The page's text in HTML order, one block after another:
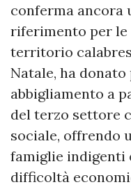
conferma ancora
riferimento per
territorio
Natale, ha donato
abbigliamento a
del terzo settore
sociale, offrendo
famiglie indigenti
difficoltà